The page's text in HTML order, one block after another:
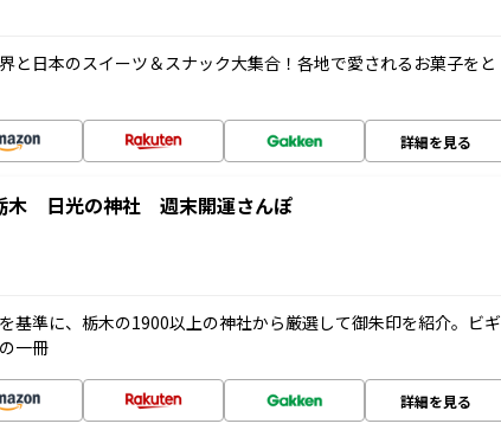
と日本のスイーツ＆スナック大集合！各地で愛されるお菓子をと
詳細を見る
木 日光の神社 週末開運さんぽ
基準に、栃木の1900以上の神社から厳選して御朱印を紹介。ビギ
一冊
詳細を見る